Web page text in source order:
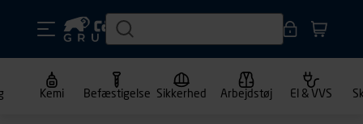
Kemi Befæstigelse Sikkerhed Arbejdstøj El & VVS